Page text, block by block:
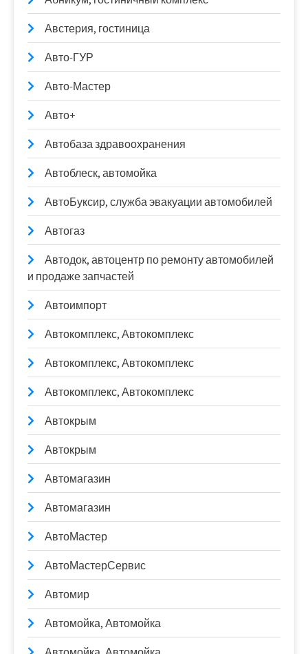
Австерия, гостиница
Авто-ГУР
Авто-Мастер
Авто+
Автобаза здравоохранения
Автоблеск, автомойка
АвтоБуксир, служба эвакуации автомобилей
Автогаз
Автодок, автоцентр по ремонту автомобилей
и продаже запчастей
Автоимпорт
Автокомплекс, Автокомплекс
Автокомплекс, Автокомплекс
Автокомплекс, Автокомплекс
Автокрым
Автокрым
Автомагазин
Автомагазин
АвтоМастер
АвтоМастерСервис
Автомир
Автомойка, Автомойка